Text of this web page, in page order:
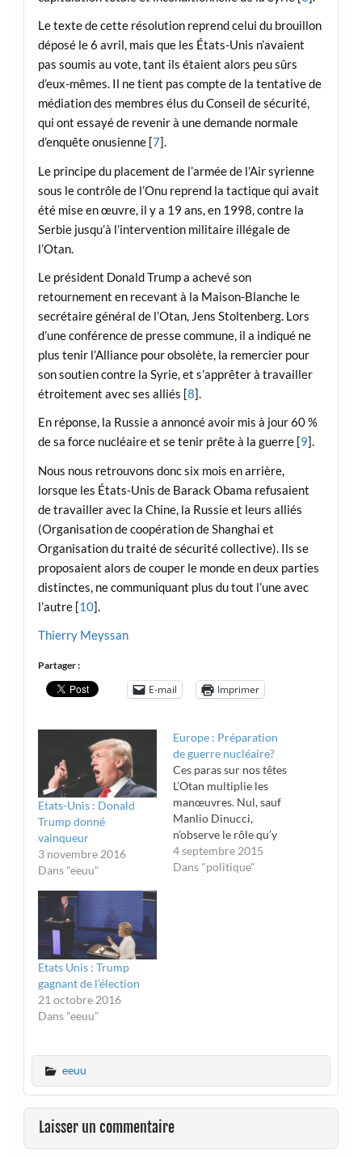
Le texte de cette résolution reprend celui du brouillon
déposé le 6 avril, mais que les États-Unis n’avaient
pas soumis au vote, tant ils étaient alors peu sûrs
d’eux-mêmes. Il ne tient pas compte de la tentative de
médiation des membres élus du Conseil de sécurité,
qui ont essayé de revenir à une demande normale
d’enquête onusienne [7].
Le principe du placement de l’armée de l’Air syrienne
sous le contrôle de l’Onu reprend la tactique qui avait
été mise en œuvre, il y a 19 ans, en 1998, contre la
Serbie jusqu’à l’intervention militaire illégale de
l’Otan.
Le président Donald Trump a achevé son
retournement en recevant à la Maison-Blanche le
secrétaire général de l’Otan, Jens Stoltenberg. Lors
d’une conférence de presse commune, il a indiqué ne
plus tenir l’Alliance pour obsolète, la remercier pour
son soutien contre la Syrie, et s’apprêter à travailler
étroitement avec ses alliés [8].
En réponse, la Russie a annoncé avoir mis à jour 60 %
de sa force nucléaire et se tenir prête à la guerre [9].
Nous nous retrouvons donc six mois en arrière,
lorsque les États-Unis de Barack Obama refusaient
de travailler avec la Chine, la Russie et leurs alliés
(Organisation de coopération de Shanghai et
Organisation du traité de sécurité collective). Ils se
proposaient alors de couper le monde en deux parties
distinctes, ne communiquant plus du tout l’une avec
l’autre [10].
Thierry Meyssan
Partager :
E-mail Imprimer
Etats-Unis : Donald
Trump donné
vainqueur
3 novembre 2016
Dans "eeuu"
Europe : Préparation
de guerre nucléaire?
Ces paras sur nos têtes
L’Otan multiplie les
manœuvres. Nul, sauf
Manlio Dinucci,
n’observe le rôle qu’y
joue désormais l’Union
européenne. En effet,
4 septembre 2015
Dans "politique"
Etats Unis : Trump
gagnant de l’élection
21 octobre 2016
Dans "eeuu"
eeuu
Laisser un commentaire